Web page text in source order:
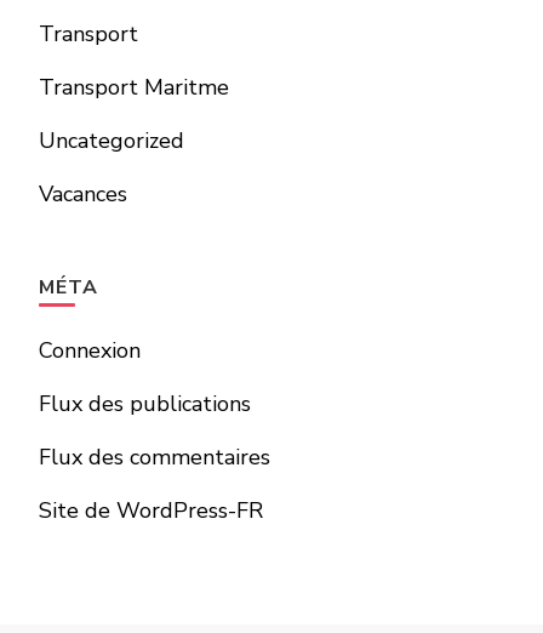
Transport
Transport Maritme
Uncategorized
Vacances
MÉTA
Connexion
Flux des publications
Flux des commentaires
Site de WordPress-FR